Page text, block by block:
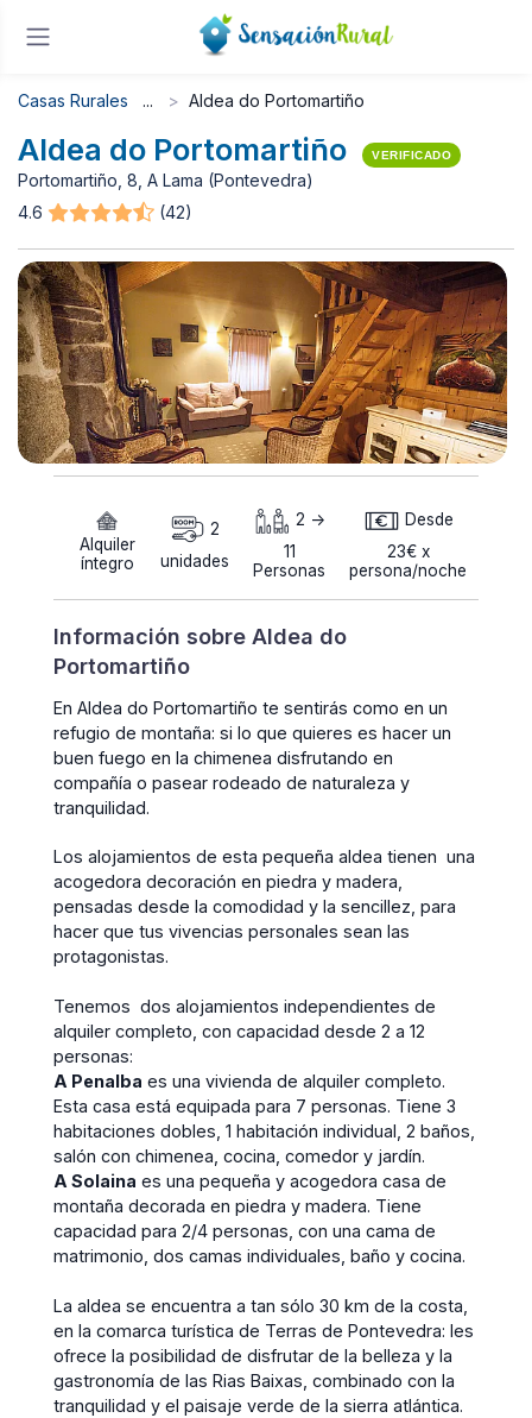
Casas Rurales Aldea do Portomartiño
Aldea do Portomartiño VERIFICADO
Portomartiño, 8, A Lama (Pontevedra)
4.6
(42)
Alquiler
íntegro
2
unidades
2 ->
11
Personas
Desde
23€ x
persona/noche
Información sobre Aldea do
Portomartiño
En Aldea do Portomartiño te sentirás como en un
refugio de montaña: si lo que quieres es hacer un
buen fuego en la chimenea disfrutando en
compañía o pasear rodeado de naturaleza y
tranquilidad.
Los alojamientos de esta pequeña aldea tienen una
acogedora decoración en piedra y madera,
pensadas desde la comodidad y la sencillez, para
hacer que tus vivencias personales sean las
protagonistas.
Tenemos dos alojamientos independientes de
alquiler completo, con capacidad desde 2 a 12
personas:
A Penalba es una vivienda de alquiler completo.
Esta casa está equipada para 7 personas. Tiene 3
habitaciones dobles, 1 habitación individual, 2 baños,
salón con chimenea, cocina, comedor y jardín.
A Solaina es una pequeña y acogedora casa de
montaña decorada en piedra y madera. Tiene
capacidad para 2/4 personas, con una cama de
matrimonio, dos camas individuales, baño y cocina.
La aldea se encuentra a tan sólo 30 km de la costa,
en la comarca turística de Terras de Pontevedra: les
ofrece la posibilidad de disfrutar de la belleza y la
gastronomía de las Rias Baixas, combinado con la
tranquilidad y el paisaje verde de la sierra atlántica.